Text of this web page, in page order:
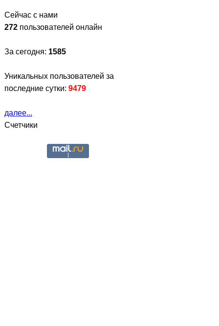
Сейчас с нами
272 пользователей онлайн
За сегодня: 1585
Уникальных пользователей за
последние сутки: 9479
далее...
Счетчики